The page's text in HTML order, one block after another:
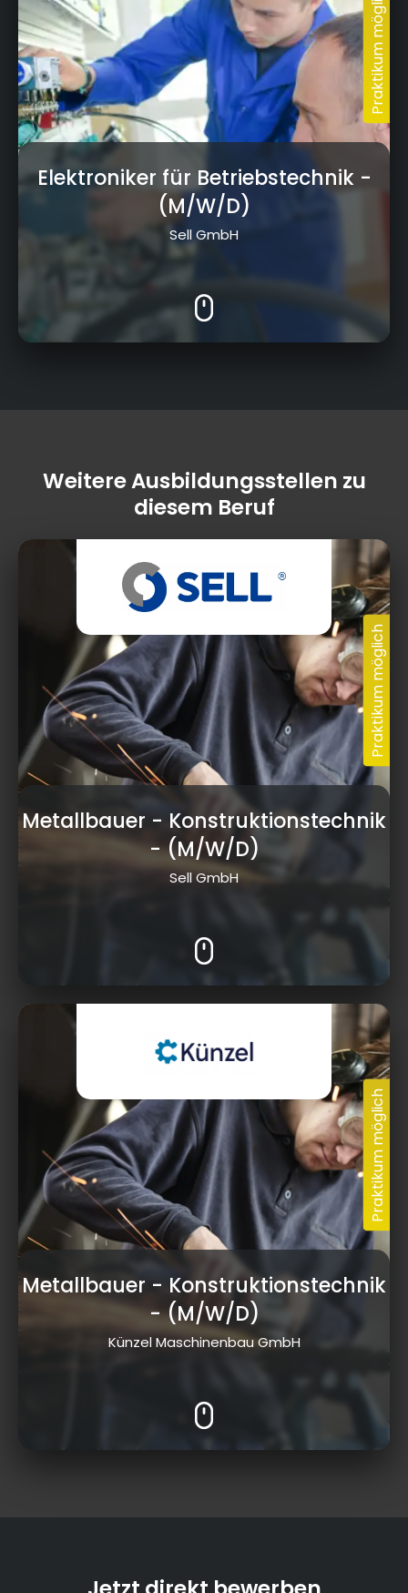
Elektroniker für Betriebstechnik-
(M/W/D)
Sell GmbH
Weitere Ausbildungsstellen zu
diesem Beruf
Metallbauer - Konstruktionstechnik
- (M/W/D)
Sell GmbH
Metallbauer - Konstruktionstechnik
- (M/W/D)
Künzel Maschinenbau GmbH